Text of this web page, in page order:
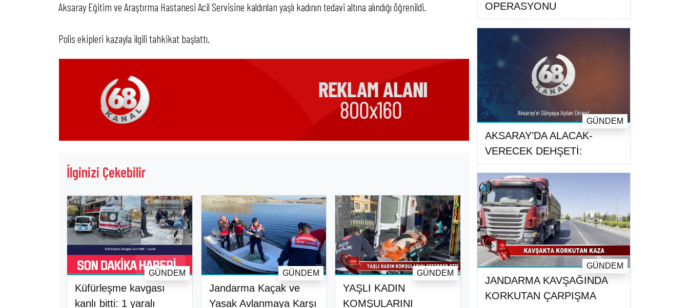
Aksaray Eğitim ve Araştırma Hastanesi Acil Servisine kaldırılan yaşlı kadının tedavi altına alındığı öğrenildi.
Polis ekipleri kazayla ilgili tahkikat başlattı.
İlginizi Çekebilir
Küfürleşme kavgası
kanlı bitti: 1 yaralı
GÜNDEM
Jandarma Kaçak ve
Yasak Avlanmaya Karşı
GÜNDEM
YAŞLI KADIN
KOMŞULARINI
GÜNDEM
OPERASYONU
AKSARAY’DA ALACAK-
VERECEK DEHŞETİ:
GÜNDEM
JANDARMA KAVŞAĞINDA
KORKUTAN ÇARPIŞMA
GÜNDEM